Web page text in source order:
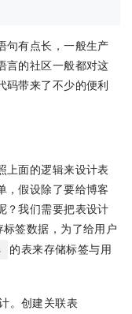
句有点长，一般生产
言的社区一般都对这
码带来了不少的便利
上面的逻辑来设计表
，假设除了要给博客
？我们需要把表设计
标签数据，为了给用户
的表来存储标签与用
。创建关联表